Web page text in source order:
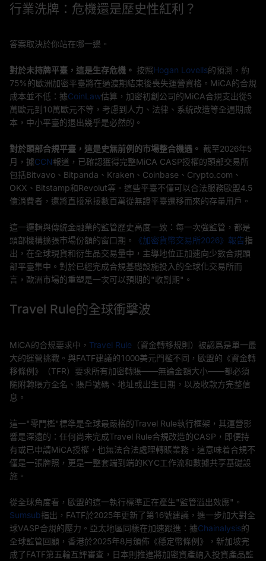
行業洗牌：危機還是歷史性紅利？
答案取決於你站在哪一邊。
對於未持牌平臺，這是生存危機。 按照Hogan Lovells的預測，約
75%的歐洲加密平臺將在過渡期結束後喪失運營資格。MiCA的合規
成本並不低：據CoinLaw估算，加密初創公司的MiCA合規支出從5
萬歐元到10萬歐元不等，考慮到人力、法律、系統改造等全週期成
本，中小平臺的退出幾乎是必然的。
對於頭部合規平臺，這是史無前例的市場整合機遇。 截至2026年5
月，據CCN報道，已確認獲得完整MiCA CASP授權的頭部交易所
包括Bitvavo、Bitpanda、Kraken、Coinbase、Crypto.com、
OKX、Bitstamp和Revolut等。這些平臺不僅可以合法服務歐盟4.5
億消費者，還將直接承接數百萬從無證平臺遷移而來的存量用戶。
這一邏輯與傳統金融業的監管歷史高度一致：每一次強監管，都是
頭部機構擴張市場份額的窗口期。
《加密貨幣交易所2026》報告指
出，在全球現貨和衍生品交易量中，主導地位正加速向少數合規頭
部平臺集中。對於已經完成合規基礎設施投入的全球化交易所而
言，歐洲市場的重塑是一次可以預期的"收割期"。
Travel Rule的全球衝擊波
MiCA的合規要求中， Travel Rule （資金轉移規則）被認爲是單一最
大的運營挑戰。與FATF建議的1000美元門檻不同，歐盟的《資金轉
移條例》（TFR）要求所有加密轉賬——無論金額大小——都必須
隨附轉賬方全名、賬戶號碼、地址或出生日期，以及收款方完整信
息。
這一"零門檻"標準是全球最嚴格的Travel Rule執行框架，其運營影
響是深遠的：任何尚未完成Travel Rule合規改造的CASP，即便持
有或已申請MiCA授權，也無法合法處理轉賬業務。這意味着合規不
僅是一張牌照，更是一整套端到端的KYC工作流和數據共享基礎設
施。
從全球角度看，歐盟的這一執行標準正在產生"監管溢出效應"。
Sumsub指出，FATF於2025年更新了第16號建議，進一步加大對全
球VASP合規的壓力。亞太地區同樣在加速跟進：據Chainalysis的
全球監管回顧，香港於2025年8月頒佈《穩定幣條例》，新加坡完
成了FATF第五輪互評審查，日本則推進將加密資產納入投資產品監